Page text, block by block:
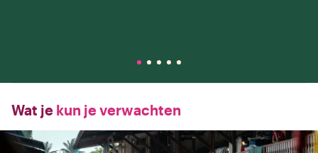
Wat je kun je verwachten